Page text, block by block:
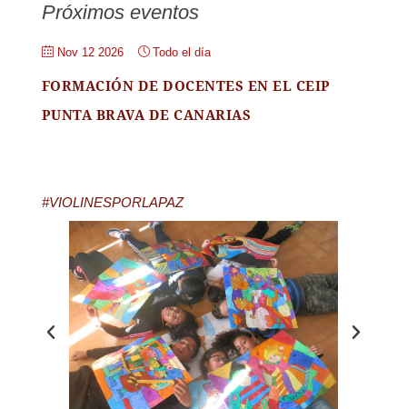
Próximos eventos
Nov 12 2026 Todo el día
FORMACIÓN DE DOCENTES EN EL CEIP
PUNTA BRAVA DE CANARIAS
#VIOLINESPORLAPAZ